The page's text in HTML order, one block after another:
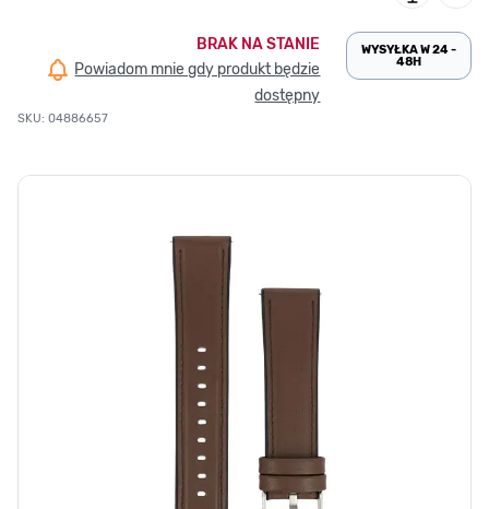
BRAK NA STANIE
Powiadom mnie gdy produkt będzie
dostępny
SKU: 04886657
WYSYŁKA W 24 -
48H